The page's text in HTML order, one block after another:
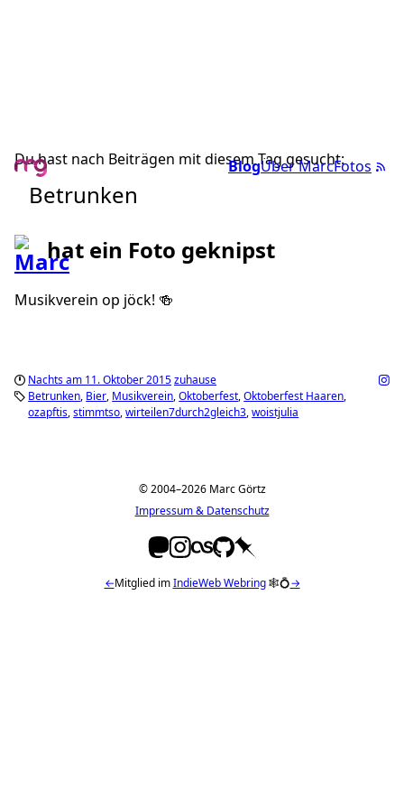
BlogÜber MarcFotos
Du hast nach Beiträgen mit diesem Tag gesucht:
Betrunken
hat ein Foto geknipst
Musikverein op jöck! 🍻
Nachts am 11. Oktober 2015zuhause
Betrunken Bier Musikverein Oktoberfest Oktoberfest Haaren
ozapftis stimmtso wirteilen7durch2gleich3 woistjulia
© 2004–2026 Marc Görtz
Impressum & Datenschutz
←Mitglied imIndieWeb Webring🕸💍→